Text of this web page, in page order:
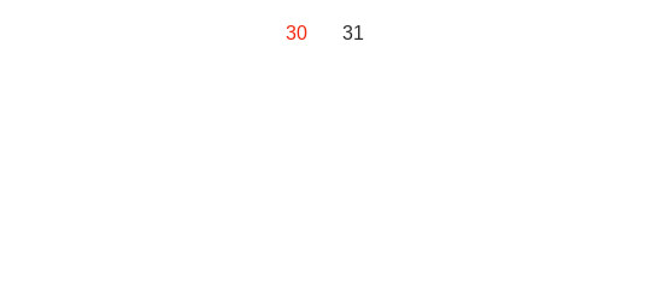
30 31